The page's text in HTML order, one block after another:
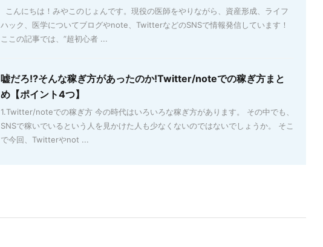
こんにちは！みやこのじょんです。現役の医師をやりながら、資産形成、ライフ
ハック、医学についてブログやnote、TwitterなどのSNSで情報発信しています！
ここの記事では、”超初心者 ...
嘘だろ⁉そんな稼ぎ方があったのか!Twitter/noteでの稼ぎ方まと
め【ポイント4つ】
1.Twitter/noteでの稼ぎ方 今の時代はいろいろな稼ぎ方があります。 その中でも、
SNSで稼いでいるという人を見かけた人も少なくないのではないでしょうか。 そこ
で今回、Twitterやnot ...